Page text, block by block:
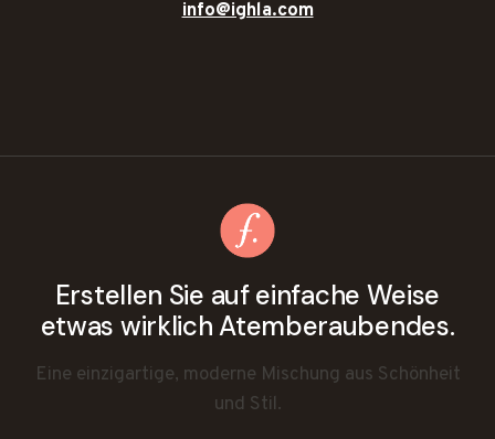
info@ighla.com
Erstellen Sie auf einfache Weise
etwas wirklich Atemberaubendes.
Eine einzigartige, moderne Mischung aus Schönheit
und Stil.